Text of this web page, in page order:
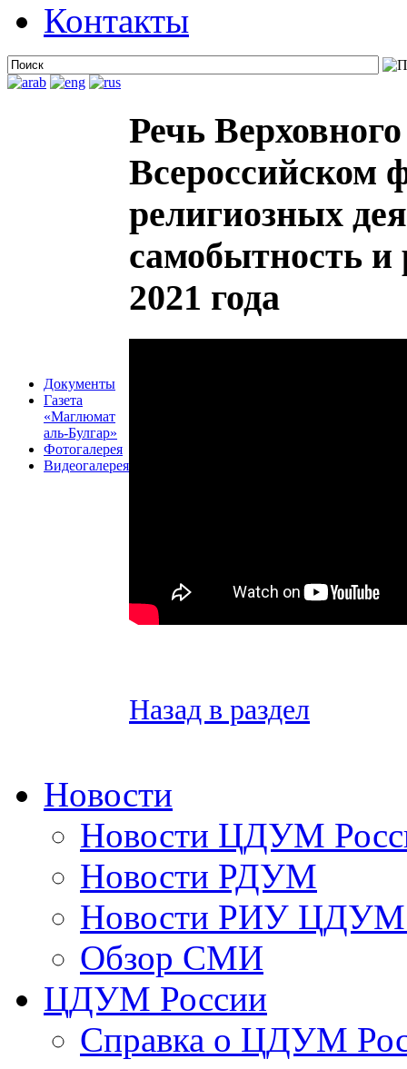
Контакты
Документы
Газета
«Маглюмат
аль-Булгар»
Фотогалерея
Видеогалерея
Речь
Всероссийском
религиозных
самобытность
2021 года
Назад в раздел
Новости
Новости ЦДУМ
Новости РДУМ
Новости РИУ ЦДУМ
Обзор СМИ
ЦДУМ России
Справка о ЦДУМ